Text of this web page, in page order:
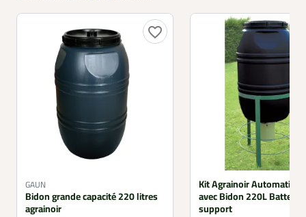
favorite_border
GAUN
Bidon grande capacité 220 litres
agrainoir
Kit Agrainoir
avec Bidon 220L Batterie
support